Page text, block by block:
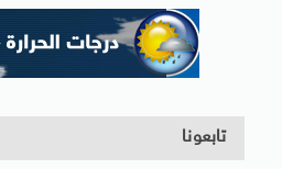
تابعونا